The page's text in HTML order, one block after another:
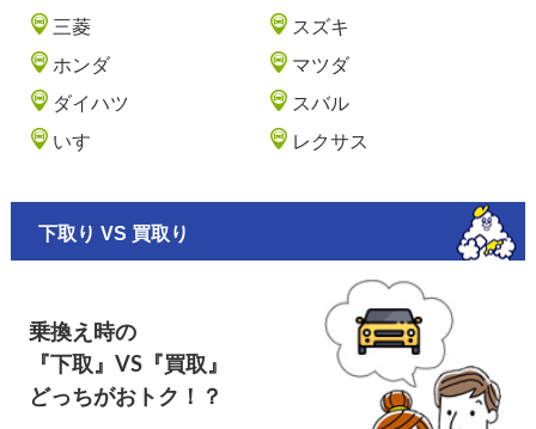
三菱
スズキ
ホンダ
マツダ
ダイハツ
スバル
いすゞ
レクサス
下取り VS 買取り
乗換え時の
『下取』VS『買取』
どっちがおトク！？